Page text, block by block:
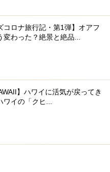
コロナ旅行記・第1弾】オアフ
変わった？絶景と絶品...
】ハワイに活気が戻ってき
ワイの「クヒ...